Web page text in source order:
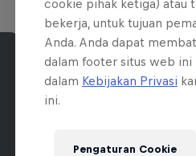
cookie pihak ketiga) atau
bekerja, untuk tujuan
Anda. Anda dapat
dalam footer situs web ini
dalam Kebijakan Privasi
ini.
Pengaturan Cookie